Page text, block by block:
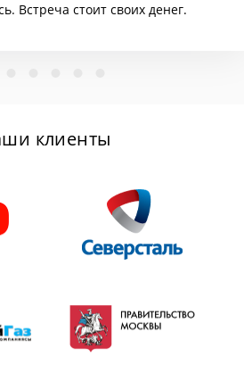
Встреча стоит своих денег.
клиенты